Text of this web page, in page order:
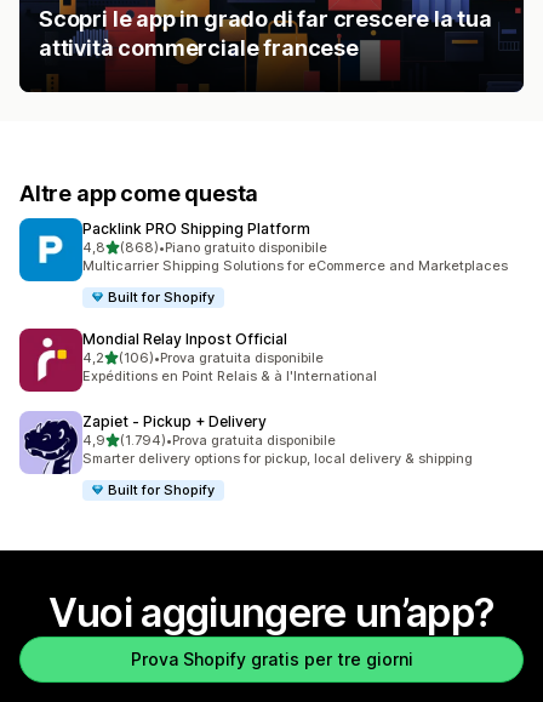
Scopri le app in grado di far crescere la tua
attività commerciale francese
Altre app come questa
Packlink PRO Shipping Platform
4,8stelle su 5
(868)
868 recensioni totali
•Piano gratuito disponibile
Multicarrier Shipping Solutions for eCommerce and Marketplaces
Built for Shopify
Mondial Relay Inpost Official
4,2stelle su 5
(106)
106 recensioni totali
•Prova gratuita disponibile
Expéditions en Point Relais & à l'International
Zapiet ‑ Pickup + Delivery
4,9stelle su 5
(1.794)
1794 recensioni totali
•Prova gratuita disponibile
Smarter delivery options for pickup, local delivery & shipping
Built for Shopify
Vuoi aggiungere un’app?
Prova Shopify gratis per tre giorni